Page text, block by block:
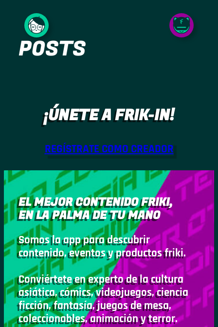
contenido
POSTS
¡ÚNETE A FRIK-IN!
REGÍSTRATE COMO CREADOR
EL MEJOR CONTENIDO FRIKI,
EN LA PALMA DE TU MANO
Somos la app para descubrir
contenido, eventos y productos friki.
Conviértete en experto de la cultura
asiática, cómics, videojuegos, ciencia
ficción, fantasía, juegos de mesa,
coleccionables, animación y terror.